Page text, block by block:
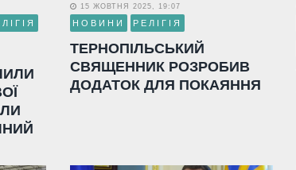
15 ЖОВТНЯ 2025, 19:07
НОВИНИ РЕЛІГІЯ
ТЕРНОПІЛЬСЬКИЙ
СВЯЩЕННИК РОЗРОБИВ
ДОДАТОК ДЛЯ ПОКАЯННЯ